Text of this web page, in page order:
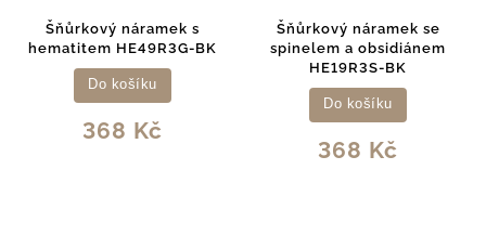
náramek s
HE49R3G-BK
Šňůrkový náramek se
spinelem a obsidiánem
HE19R3S-BK
Šňůrkový